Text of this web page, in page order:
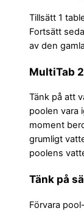
Tillsätt 1
Fortsätt
av den
MultiTab
Tänk på att
poolen vara
moment
grumligt
poolens
Tänk på
Förvara